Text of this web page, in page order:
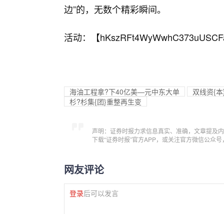
边”的，无数个精彩瞬间。
活动：【
海油工程拿?下40亿美—元中东大单
双线资{
杉?杉集{团}重整再生变
声明：证券时报力求信息真实、准确，文章提及
下载“证券时报”官方APP，或关注官方微信公众
网友评论
登录后可以发言